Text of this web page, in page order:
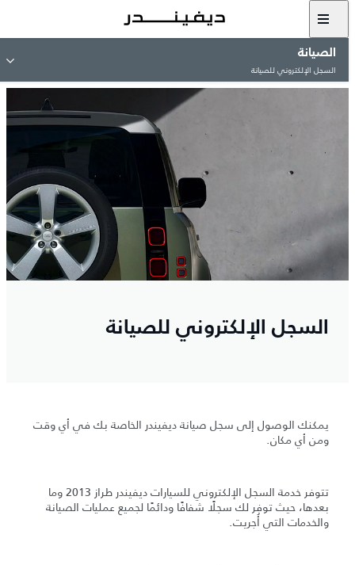
الصيانة
السجل الإلكتروني للصيانة
السجل الإلكتروني للصيانة
يمكنك الوصول إلى سجل صيانة ديفيندر الخاصة بك في أي وقت
ومن أي مكان.
تتوفر خدمة السجل الإلكتروني للسيارات ديفيندر طراز 2013 وما
بعدها، حيث توفر لك سجلًا شفافًا ودائمًا لجميع عمليات الصيانة
والخدمات التي أُجريت.